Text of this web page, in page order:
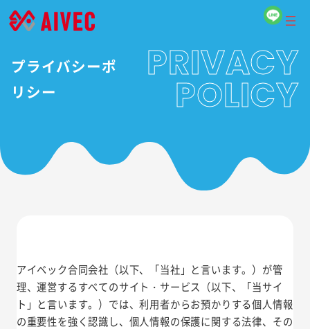
容
プライバシーポ
リシー
PRIVACY
POLICY
アイベック合同会社（以下、「当社」と言います。）が管
理、運営するすべてのサイト・サービス（以下、「当サイ
ト」と言います。）では、利用者からお預かりする個人情報
の重要性を強く認識し、個人情報の保護に関する法律、その